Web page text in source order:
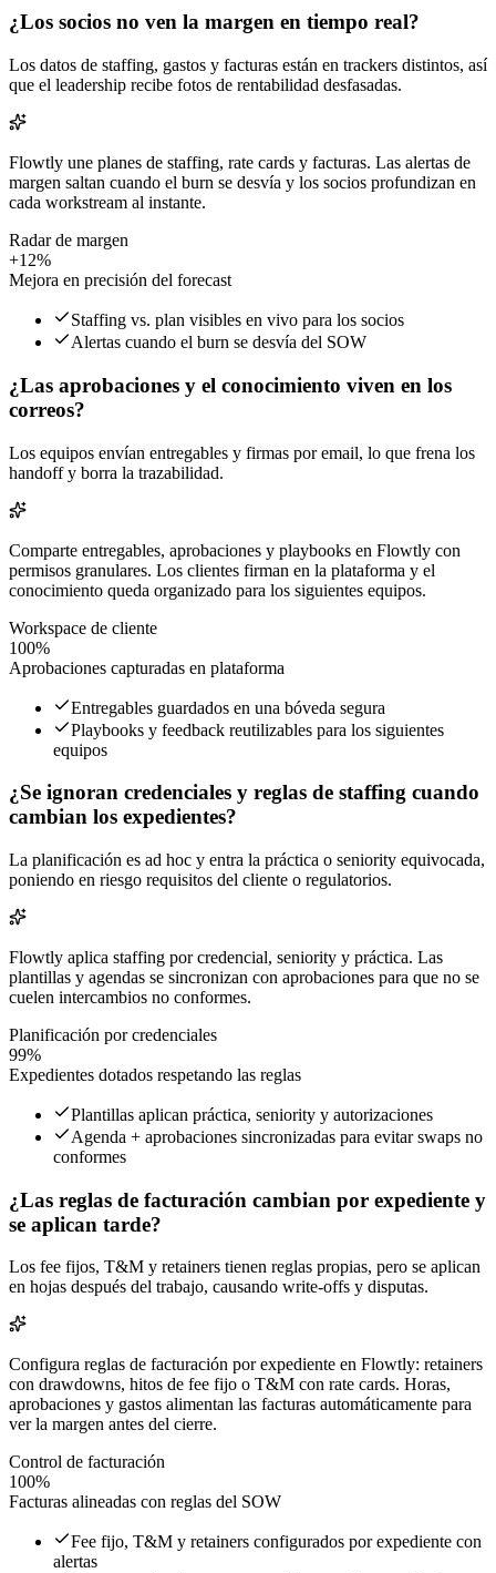
¿Los socios no ven la margen en tiempo real?
Los datos de staffing, gastos y facturas están en trackers distintos, así
que el leadership recibe fotos de rentabilidad desfasadas.
Flowtly une planes de staffing, rate cards y facturas. Las alertas de
margen saltan cuando el burn se desvía y los socios profundizan en
cada workstream al instante.
Radar de margen
+12%
Mejora en precisión del forecast
Staffing vs. plan visibles en vivo para los socios
Alertas cuando el burn se desvía del SOW
¿Las aprobaciones y el conocimiento viven en los
correos?
Los equipos envían entregables y firmas por email, lo que frena los
handoff y borra la trazabilidad.
Comparte entregables, aprobaciones y playbooks en Flowtly con
permisos granulares. Los clientes firman en la plataforma y el
conocimiento queda organizado para los siguientes equipos.
Workspace de cliente
100%
Aprobaciones capturadas en plataforma
Entregables guardados en una bóveda segura
Playbooks y feedback reutilizables para los siguientes
equipos
¿Se ignoran credenciales y reglas de staffing cuando
cambian los expedientes?
La planificación es ad hoc y entra la práctica o seniority equivocada,
poniendo en riesgo requisitos del cliente o regulatorios.
Flowtly aplica staffing por credencial, seniority y práctica. Las
plantillas y agendas se sincronizan con aprobaciones para que no se
cuelen intercambios no conformes.
Planificación por credenciales
99%
Expedientes dotados respetando las reglas
Plantillas aplican práctica, seniority y autorizaciones
Agenda + aprobaciones sincronizadas para evitar swaps no
conformes
¿Las reglas de facturación cambian por expediente y
se aplican tarde?
Los fee fijos, T&M y retainers tienen reglas propias, pero se aplican
en hojas después del trabajo, causando write-offs y disputas.
Configura reglas de facturación por expediente en Flowtly: retainers
con drawdowns, hitos de fee fijo o T&M con rate cards. Horas,
aprobaciones y gastos alimentan las facturas automáticamente para
ver la margen antes del cierre.
Control de facturación
100%
Facturas alineadas con reglas del SOW
Fee fijo, T&M y retainers configurados por expediente con
alertas